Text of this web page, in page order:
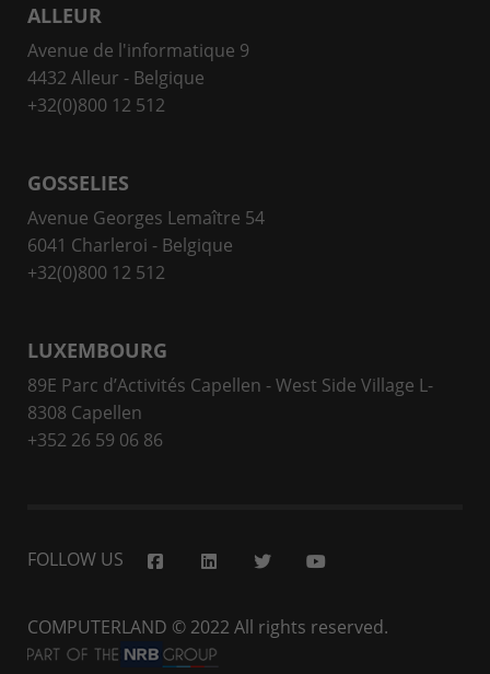
ALLEUR
Avenue de l'informatique 9
4432 Alleur - Belgique
+32(0)800 12 512
GOSSELIES
Avenue Georges Lemaître 54
6041 Charleroi - Belgique
+32(0)800 12 512
LUXEMBOURG
89E Parc d’Activités Capellen - West Side Village L-
8308 Capellen
+352 26 59 06 86
FOLLOW US
COMPUTERLAND © 2022 All rights reserved.